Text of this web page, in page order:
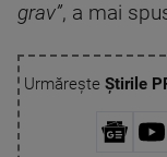
grav”, a mai
Urmărește Știrile